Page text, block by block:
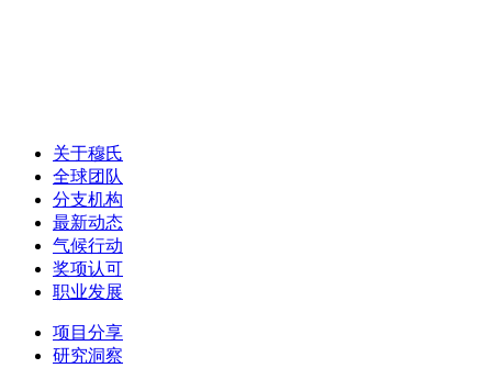
关于穆氏
全球团队
分支机构
最新动态
气候行动
奖项认可
职业发展
项目分享
研究洞察